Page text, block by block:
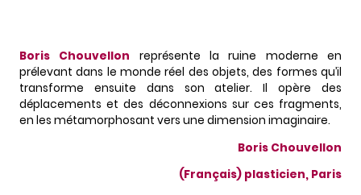
Boris Chouvellon représente la ruine moderne en
prélevant dans le monde réel des objets, des formes qu’il
transforme ensuite dans son atelier. Il opère des
déplacements et des déconnexions sur ces fragments,
en les métamorphosant vers une dimension imaginaire.
Boris Chouvellon
(Français) plasticien, Paris